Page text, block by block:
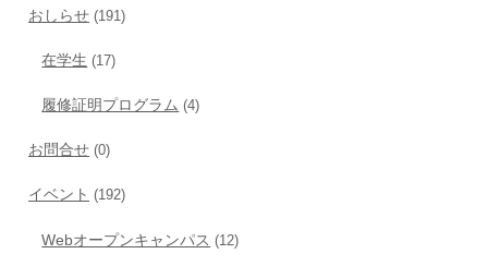
おしらせ (191)
在学生 (17)
履修証明プログラム (4)
お問合せ (0)
イベント (192)
Webオープンキャンパス (12)